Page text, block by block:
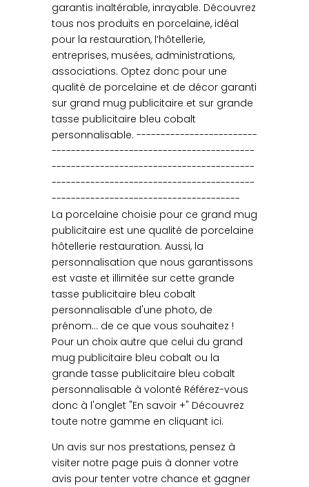
garantis inaltérable, inrayable. Découvrez
tous nos produits en porcelaine, idéal
pour la restauration, l’hôtellerie,
entreprises, musées, administrations,
associations. Optez donc pour une
qualité de porcelaine et de décor garanti
sur grand mug publicitaire et sur grande
tasse publicitaire bleu cobalt
personnalisable. -------------------------
------------------------------------------
------------------------------------------
------------------------------------------
---------------------------------------
La porcelaine choisie pour ce grand mug
publicitaire est une qualité de porcelaine
hôtellerie restauration. Aussi, la
personnalisation que nous garantissons
est vaste et illimitée sur cette grande
tasse publicitaire bleu cobalt
personnalisable d'une photo, de
prénom... de ce que vous souhaitez !
Pour un choix autre que celui du grand
mug publicitaire bleu cobalt ou la
grande tasse publicitaire bleu cobalt
personnalisable à volonté Référez-vous
donc à l'onglet "En savoir +" Découvrez
toute notre gamme en cliquant ici.
Un avis sur nos prestations, pensez à
visiter notre page puis à donner votre
avis pour tenter votre chance et gagner